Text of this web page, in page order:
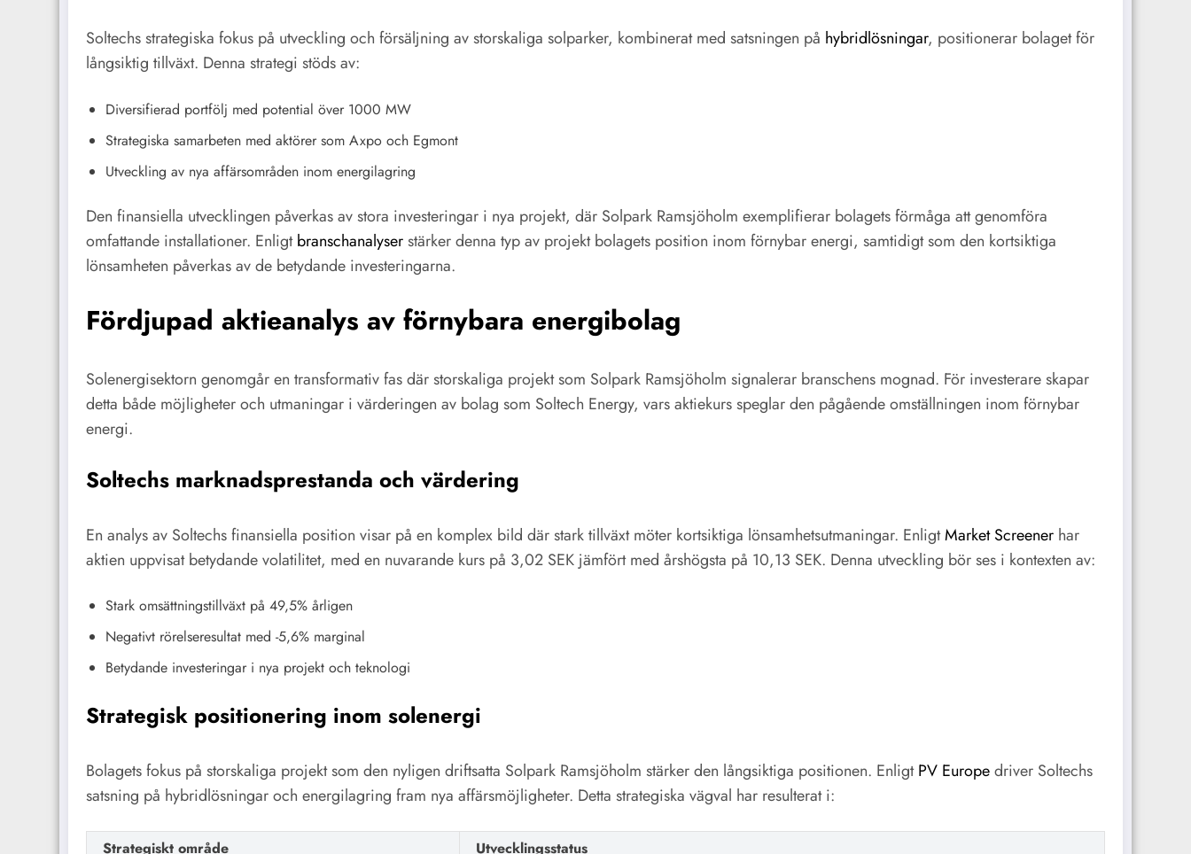
Soltechs strategiska fokus på utveckling och försäljning av storskaliga solparker, kombinerat med satsningen på hybridlösningar, positionerar bolaget för
långsiktig tillväxt. Denna strategi stöds av:
Diversifierad portfölj med potential över 1000 MW
Strategiska samarbeten med aktörer som Axpo och Egmont
Utveckling av nya affärsområden inom energilagring
Den finansiella utvecklingen påverkas av stora investeringar i nya projekt, där Solpark Ramsjöholm exemplifierar bolagets förmåga att genomföra
omfattande installationer. Enligtbranschanalyserstärker denna typ av projekt bolagets position inom förnybar energi, samtidigt som den kortsiktiga
lönsamheten påverkas av de betydande investeringarna.
Fördjupad aktieanalys av förnybara energibolag
Solenergisektorn genomgår en transformativ fas där storskaliga projekt som Solpark Ramsjöholm signalerar branschens mognad. För investerare skapar
detta både möjligheter och utmaningar i värderingen av bolag som Soltech Energy, vars aktiekurs speglar den pågående omställningen inom förnybar
energi.
Soltechs marknadsprestanda och värdering
En analys av Soltechs finansiella position visar på en komplex bild där stark tillväxt möter kortsiktiga lönsamhetsutmaningar. EnligtMarket Screener har
aktien uppvisat betydande volatilitet, med en nuvarande kurs på 3,02 SEK jämfört med årshögsta på 10,13 SEK. Denna utveckling bör ses i kontexten av:
Stark omsättningstillväxt på 49,5% årligen
Negativt rörelseresultat med -5,6% marginal
Betydande investeringar i nya projekt och teknologi
Strategisk positionering inom solenergi
Bolagets fokus på storskaliga projekt som den nyligen driftsatta Solpark Ramsjöholm stärker den långsiktiga positionen. EnligtPV Europedriver Soltechs
satsning på hybridlösningar och energilagring fram nya affärsmöjligheter. Detta strategiska vägval har resulterat i:
Strategiskt område Utvecklingsstatus